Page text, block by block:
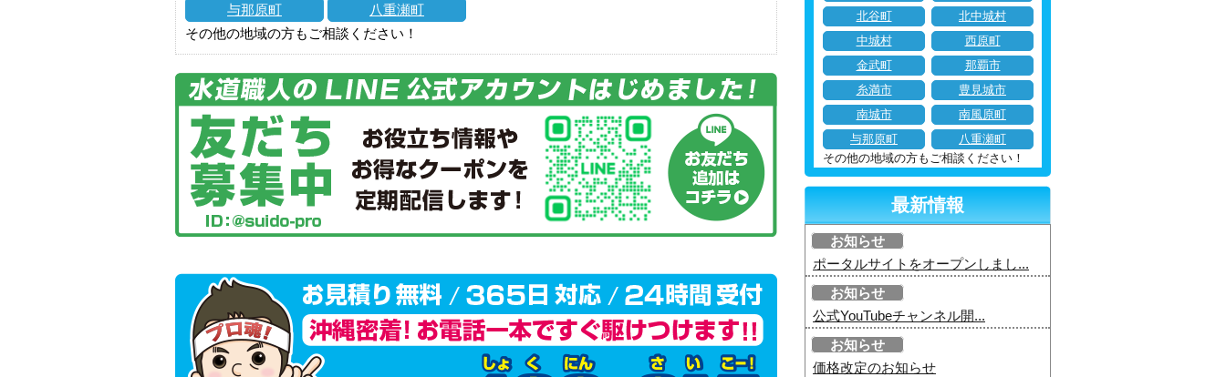
与那原町
八重瀬町
その他の地域の方もご相談ください！
北谷町
北中城村
中城村
西原町
金武町
那覇市
糸満市
豊見城市
南城市
南風原町
与那原町
八重瀬町
その他の地域の方もご相談ください！
最新情報
お知らせ
ポータルサイトをオープンしまし...
お知らせ
公式YouTubeチャンネル開...
お知らせ
価格改定のお知らせ